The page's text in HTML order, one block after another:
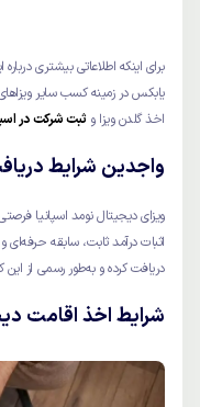
برای اینکه اطلاعاتی بیشتری
یابکس در زمینه کسب سایر
اخذ گلدن ویزا و ثبت شرکت در
واجدین شرایط
ویزای دیجیتال نومد اسپانیا
اثبات درآمد ثابت، سابقه حرفه‌ای
دریافت کرده و به‌طور رسمی از
شرایط اخذ اقامت